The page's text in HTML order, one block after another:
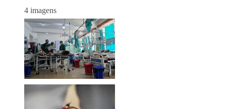
4 imagens